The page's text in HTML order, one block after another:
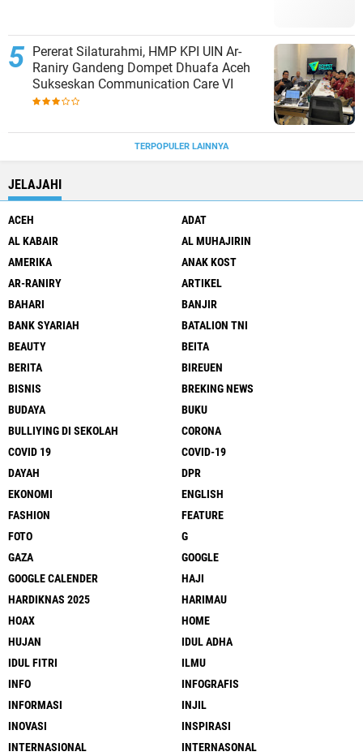
Pererat Silaturahmi, HMP KPI UIN Ar-
Raniry Gandeng Dompet Dhuafa Aceh
Sukseskan Communication Care VI
TERPOPULER LAINNYA
JELAJAHI
ACEH
ADAT
AL KABAIR
AL MUHAJIRIN
AMERIKA
ANAK KOST
AR-RANIRY
ARTIKEL
BAHARI
BANJIR
BANK SYARIAH
BATALION TNI
BEAUTY
BEITA
BERITA
BIREUEN
BISNIS
BREKING NEWS
BUDAYA
BUKU
BULLIYING DI SEKOLAH
CORONA
COVID 19
COVID-19
DAYAH
DPR
EKONOMI
ENGLISH
FASHION
FEATURE
FOTO
G
GAZA
GOOGLE
GOOGLE CALENDER
HAJI
HARDIKNAS 2025
HARIMAU
HOAX
HOME
HUJAN
IDUL ADHA
IDUL FITRI
ILMU
INFO
INFOGRAFIS
INFORMASI
INJIL
INOVASI
INSPIRASI
INTERNASIONAL
INTERNASONAL